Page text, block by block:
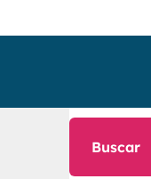
Buscar